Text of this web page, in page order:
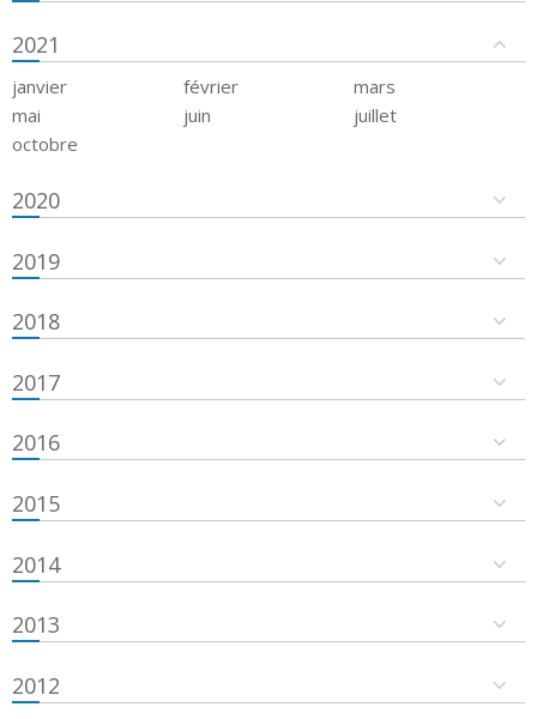
2021
janvier février
mars
mai
juin
juillet
octobre
2020
2019
2018
2017
2016
2015
2014
2013
2012